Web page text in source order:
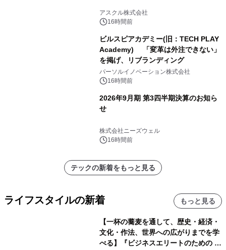
アスクル株式会社
16時間前
ビルスピアカデミー(旧：TECH PLAY
Academy) 「変革は外注できない」
を掲げ、リブランディング
パーソルイノベーション株式会社
16時間前
2026年9月期 第3四半期決算のお知ら
せ
株式会社ニーズウェル
16時間前
テックの新着をもっと見る
ライフスタイルの新着 もっと見る
【一杯の蕎麦を通して、歴史・経済・
文化・作法、世界への広がりまでを学
べる】『ビジネスエリートのための 教